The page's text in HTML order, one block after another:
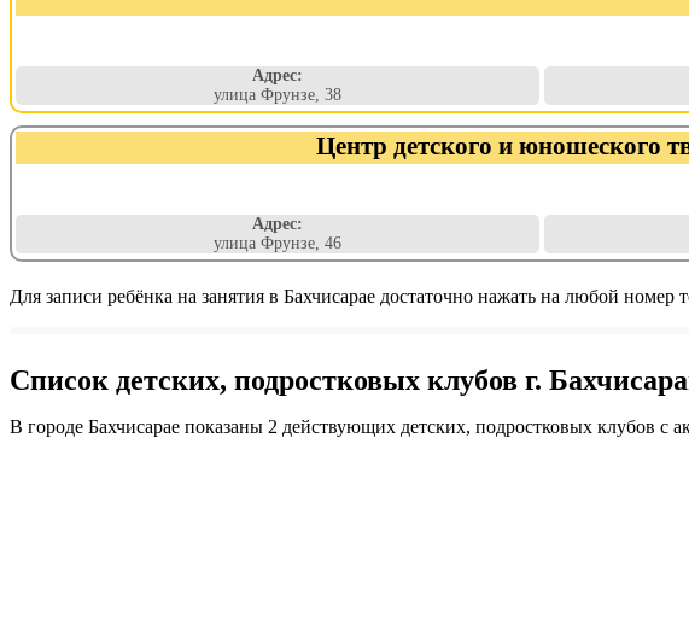
Адрес:
улица Фрунзе, 38
Центр детского и юношеского
Адрес:
улица Фрунзе, 46
Для записи ребёнка на занятия в Бахчисарае достаточно нажать на любой номер
Список детских, подростковых клубов г.
В городе Бахчисарае показаны 2 действующих детских, подростковых клубов